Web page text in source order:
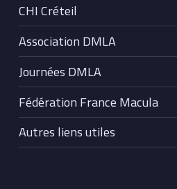
CHI Créteil
Association DMLA
Journées DMLA
Fédération France Macula
Autres liens utiles